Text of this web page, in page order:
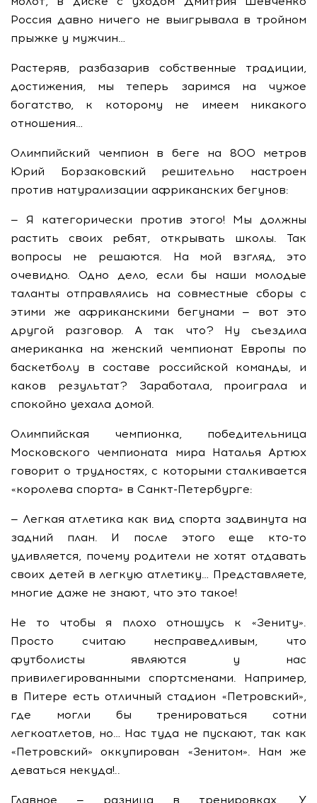
Россия давно ничего не выигрывала в тройном
прыжке у мужчин…
Растеряв, разбазарив собственные традиции,
достижения, мы теперь заримся на чужое
богатство, к которому не имеем никакого
отношения…
Олимпийский чемпион в беге на 800 метров
Юрий Борзаковский решительно настроен
против натурализации африканских бегунов:
— Я категорически против этого! Мы должны
растить своих ребят, открывать школы. Так
вопросы не решаются. На мой взгляд, это
очевидно. Одно дело, если бы наши молодые
таланты отправлялись на совместные сборы с
этими же африканскими бегунами — вот это
другой разговор. А так что? Ну съездила
американка на женский чемпионат Европы по
баскетболу в составе российской команды, и
каков результат? Заработала, проиграла и
спокойно уехала домой.
Олимпийская чемпионка, победительница
Московского чемпионата мира Наталья Артюх
говорит о трудностях, с которыми сталкивается
«королева спорта» в Санкт-Петербурге:
— Легкая атлетика как вид спорта задвинута на
задний план. И после этого еще кто-то
удивляется, почему родители не хотят отдавать
своих детей в легкую атлетику… Представляете,
многие даже не знают, что это такое!
Не то чтобы я плохо отношусь к «Зениту».
Просто считаю несправедливым, что
футболисты являются у нас
привилегированными спортсменами. Например,
в Питере есть отличный стадион «Петровский»,
где могли бы тренироваться сотни
легкоатлетов, но… Нас туда не пускают, так как
«Петровский» оккупирован «Зенитом». Нам же
деваться некуда!..
Главное — разница в тренировках. У